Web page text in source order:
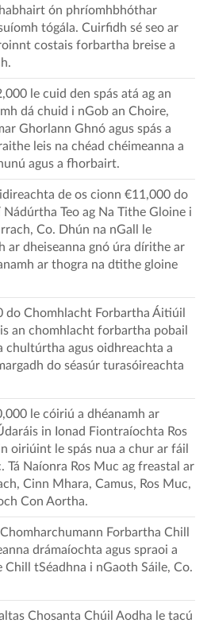
ón phríomhbhóthar
tógála. Cuirfidh sé seo ar
costais forbartha breise a
le cuid den spás atá ag an
dá chuid i nGob an Choire,
Ghorlann Ghnó agus spás a
leis na chéad chéimeanna a
agus a fhorbairt.
de os cionn €11,000 do
Nádúrtha Teo ag Na Tithe Gloine i
Co. Dhún na nGall le
ar dheiseanna gnó úra dírithe ar
ar thogra na dtithe gloine
do Chomhlacht Forbartha Áitiúil
an chomhlacht forbartha pobail
chultúrtha agus oidhreachta a
do séasúr turasóireachta
le cóiriú a dhéanamh ar
in Ionad Fiontraíochta Ros
oiriúint le spás nua a chur ar fáil
Tá Naíonra Ros Muc ag freastal ar
Cinn Mhara, Camus, Ros Muc,
Con Aortha.
Forbartha Chill
drámaíochta agus spraoi a
tSéadhna i nGaoth Sáile, Co.
Chosanta Chúil Aodha le tacú